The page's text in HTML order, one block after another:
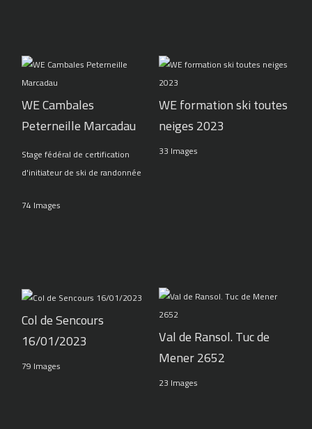
WE Cambales
Peterneille Marcadau
Stage fédéral de certification
d'initiateur de ski de randonnée
74 Images
WE formation ski toutes
neiges 2023
33 Images
Col de Sencours
16/01/2023
79 Images
Val de Ransol. Tuc de
Mener 2652
23 Images